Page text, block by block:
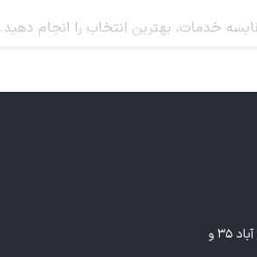
خدمات، بهترین انتخاب را انجام دهید.
مشهد - بلوار وکیل آباد، بین وکیل آباد ۳۵ و